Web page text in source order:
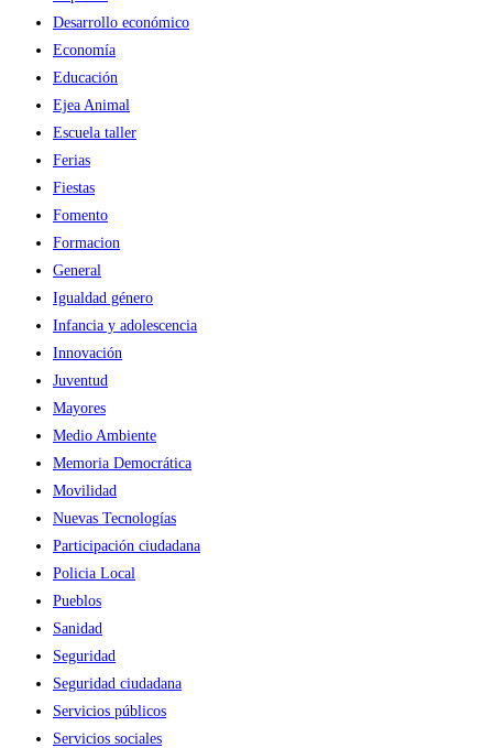
Desarrollo económico
Economía
Educación
Ejea Animal
Escuela taller
Ferias
Fiestas
Fomento
Formacion
General
Igualdad género
Infancia y adolescencia
Innovación
Juventud
Mayores
Medio Ambiente
Memoria Democrática
Movilidad
Nuevas Tecnologías
Participación ciudadana
Policia Local
Pueblos
Sanidad
Seguridad
Seguridad ciudadana
Servicios públicos
Servicios sociales